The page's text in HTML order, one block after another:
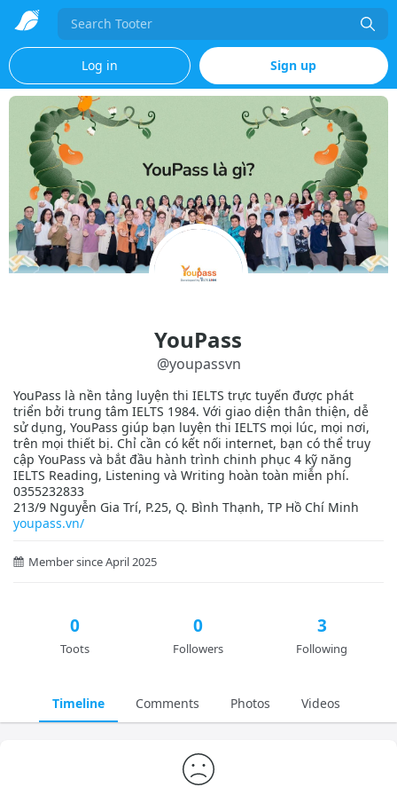
Search
Log in Sign up
YouPass
@youpassvn
YouPass là nền tảng luyện thi IELTS trực tuyến được phát
triển bởi trung tâm IELTS 1984. Với giao diện thân thiện, dễ
sử dụng, YouPass giúp bạn luyện thi IELTS mọi lúc, mọi nơi,
trên mọi thiết bị. Chỉ cần có kết nối internet, bạn có thể truy
cập YouPass và bắt đầu hành trình chinh phục 4 kỹ năng
IELTS Reading, Listening và Writing hoàn toàn miễn phí.
0355232833
213/9 Nguyễn Gia Trí, P.25, Q. Bình Thạnh, TP Hồ Chí Minh
youpass.vn/
Member since April 2025
0
Toots
0
Followers
3
Following
Timeline Comments Photos Videos